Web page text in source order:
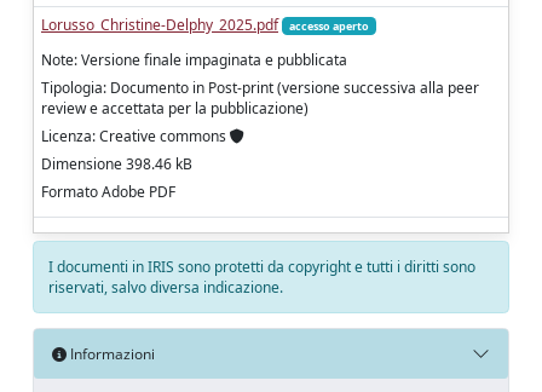
Lorusso_Christine-Delphy_2025.pdf
accesso aperto
Note: Versione finale impaginata e pubblicata
Tipologia: Documento in Post-print (versione successiva alla peer
review e accettata per la pubblicazione)
Licenza: Creative commons
Dimensione 398.46 kB
Formato Adobe PDF
I documenti in IRIS sono protetti da copyright e tutti i diritti sono
riservati, salvo diversa indicazione.
Informazioni